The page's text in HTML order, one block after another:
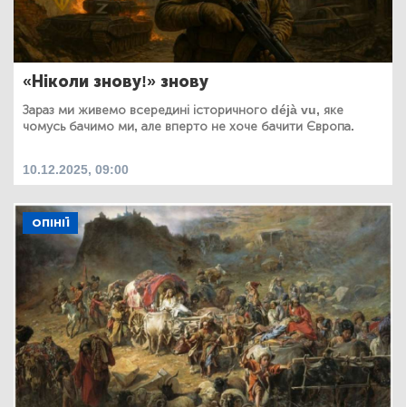
«Ніколи знову!» знову
Зараз ми живемо всередині історичного déjà vu, яке
чомусь бачимо ми, але вперто не хоче бачити Європа.
10.12.2025, 09:00
ОПІНІЇ